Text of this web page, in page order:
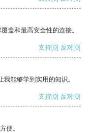
盖和最高安全性的连接。
支持[0] 反对[0]
能够学到实用的知识。
支持[0] 反对[0]
便。